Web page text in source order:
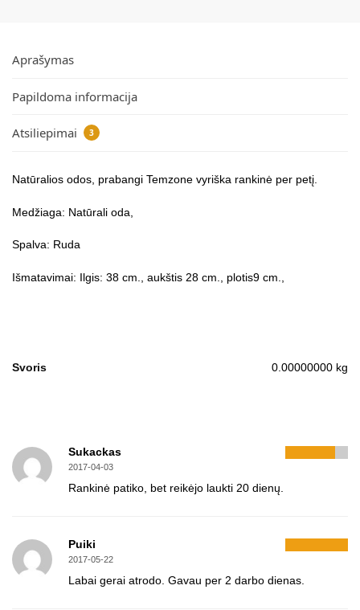
Aprašymas
Papildoma informacija
Atsiliepimai 3
Natūralios odos, prabangi Temzone vyriška rankinė per petį.
Medžiaga: Natūrali oda,
Spalva: Ruda
Išmatavimai: Ilgis: 38 cm., aukštis 28 cm., plotis9 cm.,
Svoris 0.00000000 kg
Sukackas
2017-04-03
Rankinė patiko, bet reikėjo laukti 20 dienų.
Puiki
2017-05-22
Labai gerai atrodo. Gavau per 2 darbo dienas.